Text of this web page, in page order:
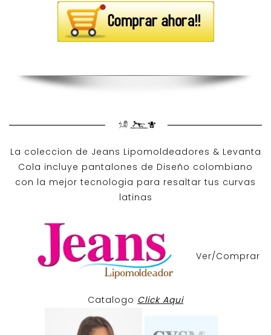
La coleccion de Jeans Lipomoldeadores & Levanta
Cola incluye pantalones de Diseño colombiano
con la mejor tecnologia para resaltar tus curvas
latinas
Ver/Comprar
Catalogo Click Aqui